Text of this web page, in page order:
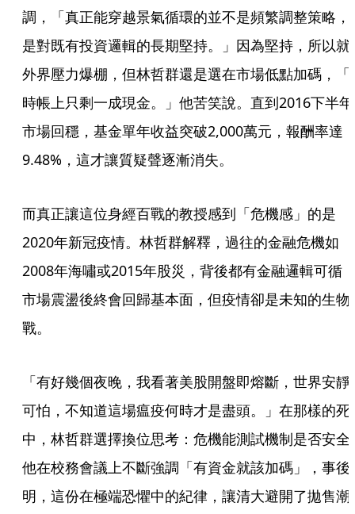
調，「真正能穿越景氣循環的並不是頻繁調整策略，
是對既有投資邏輯的長期堅持。」因為堅持，所以就
外界壓力爆棚，但林哲群還是選在市場低點加碼，「
時帳上只剩一成現金。」他苦笑說。直到2016下半年
市場回穩，基金單年收益突破2,000萬元，報酬率達
9.48%，這才讓質疑聲逐漸消失。
而真正讓這位身經百戰的教授感到「危機感」的是
2020年新冠疫情。林哲群解釋，過往的金融危機如
2008年海嘯或2015年股災，背後都有金融邏輯可循
市場震盪後終會回歸基本面，但疫情卻是未知的生物
戰。
「有好幾個夜晚，我看著美股開盤即熔斷，世界安靜
可怕，不知道這場瘟疫何時才是盡頭。」在那樣的死
中，林哲群選擇換位思考：危機能測試機制是否安全
他在校務會議上不斷強調「有資金就該加碼」，事後
明，這份在極端恐懼中的紀律，讓清大避開了拋售潮